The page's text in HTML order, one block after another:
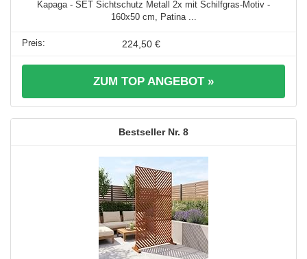
Kapaga - SET Sichtschutz Metall 2x mit Schilfgras-Motiv -
160x50 cm, Patina ...
224,50 €
ZUM TOP ANGEBOT »
8